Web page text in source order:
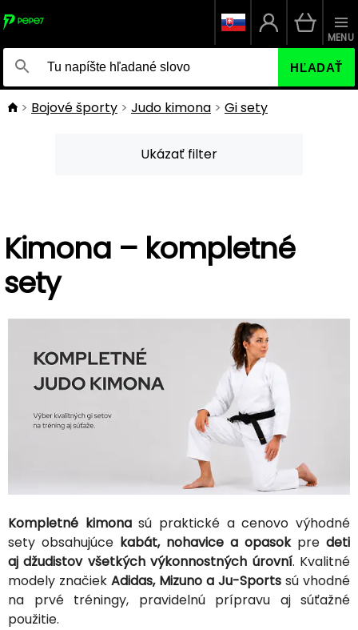
HĽADAŤ
MENU
Bojové športy Judo kimona Gi sety
Ukázať filter
Kimona – kompletné
sety
Kompletné kimonasú praktické a cenovo výhodné
sety obsahujúce kabát, nohavice a opasokpre deti
aj džudistov všetkých výkonnostných úrovní. Kvalitné
modely značiek Adidas, Mizuno a Ju-Sports sú vhodné
na prvé tréningy, pravidelnú prípravu aj súťažné
použitie.